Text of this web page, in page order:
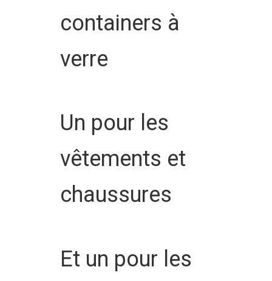
containers à
verre
Un pour les
vêtements et
chaussures
Et un pour les